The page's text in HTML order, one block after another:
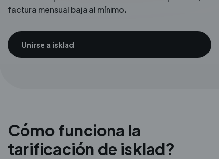
factura mensual baja al mínimo.
Unirse a isklad
Cómo funciona la
tarificación de isklad?